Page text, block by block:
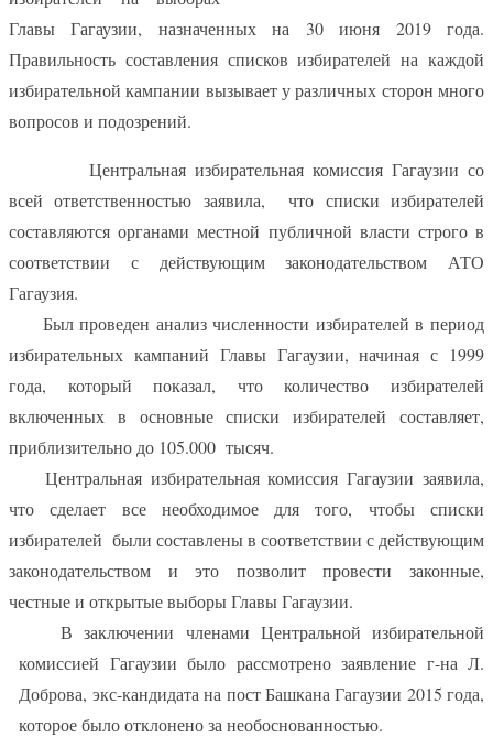
Главы Гагаузии, назначенных на 30 июня 2019 года.
Правильность составления списков избирателей на каждой
избирательной кампании вызывает у различных сторон много
вопросов и подозрений.
Центральная избирательная комиссия Гагаузии со
всей ответственностью заявила,
что списки избирателей
составляются органами местной публичной власти строго в
соответствии с действующим законодательством АТО
Гагаузия.
Был проведен анализ численности избирателей в период
избирательных кампаний Главы Гагаузии, начиная с 1999
года, который показал, что количество избирателей
включенных в основные списки избирателей составляет,
приблизительно до 105.000 тысяч.
Центральная избирательная комиссия Гагаузии заявила,
что сделает все необходимое для того, чтобы списки
избирателей были составлены в соответствии с действующим
законодательством и это позволит провести законные,
честные и открытые выборы Главы Гагаузии.
В заключении членами Центральной избирательной
комиссией Гагаузии было рассмотрено заявление г-на Л.
Доброва, экс-кандидата на пост Башкана Гагаузии 2015 года,
которое было отклонено за необоснованностью.